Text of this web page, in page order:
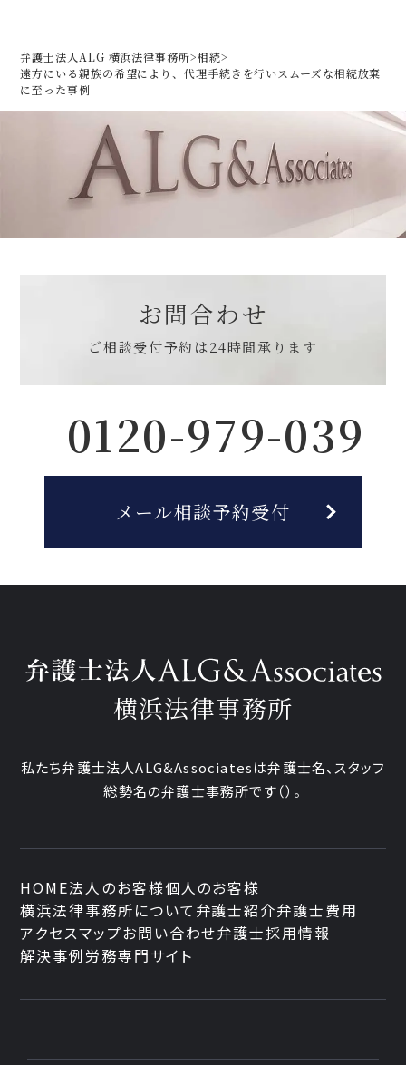
弁護士法人ALG 横浜法律事務所>相続>
遠方にいる親族の希望により、代理手続きを行いスムーズな相続放棄
に至った事例
お問合わせ
ご相談受付予約は24時間承ります
0120-979-039
メール相談予約受付
横浜法律事務所
私たち弁護士法人ALG&Associatesは弁護士名、スタッフ
総勢名の弁護士事務所です（）。
HOME法人のお客様個人のお客様
横浜法律事務所について 弁護士紹介弁護士費用
アクセスマップお問い合わせ弁護士採用情報
解決事例労務専門サイト